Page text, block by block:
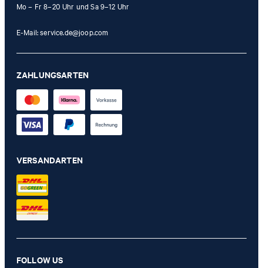
Mo – Fr 8–20 Uhr und Sa 9–12 Uhr
E-Mail:service.de@joop.com
ZAHLUNGSARTEN
VERSANDARTEN
FOLLOW US